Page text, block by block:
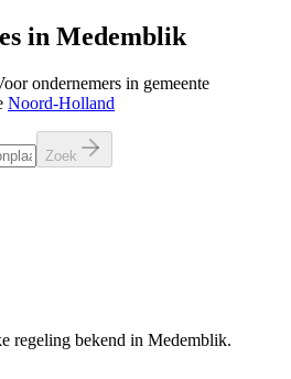
in Medemblik
ondernemers in gemeente
Noord-Holland
Zoek
regeling bekend in Medemblik.